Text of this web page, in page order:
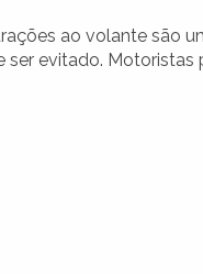
ao volante são
ser evitado.